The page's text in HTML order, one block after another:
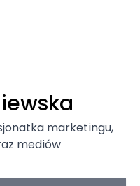
marketingu,
mediów